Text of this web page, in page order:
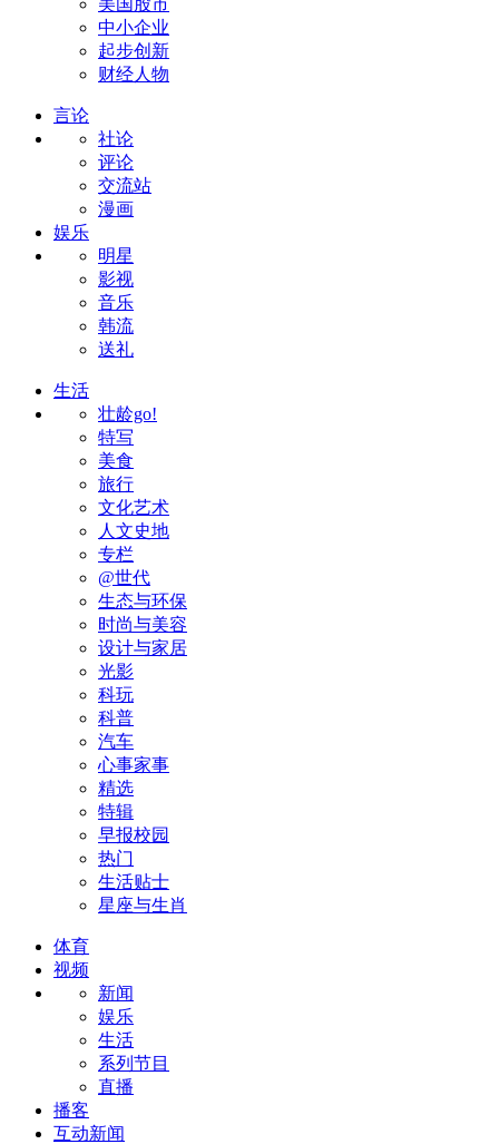
美国股市
中小企业
起步创新
财经人物
言论
社论
评论
交流站
漫画
娱乐
明星
影视
音乐
韩流
送礼
生活
壮龄go!
特写
美食
旅行
文化艺术
人文史地
专栏
@世代
生态与环保
时尚与美容
设计与家居
光影
科玩
科普
汽车
心事家事
精选
特辑
早报校园
热门
生活贴士
星座与生肖
体育
视频
新闻
娱乐
生活
系列节目
直播
播客
互动新闻